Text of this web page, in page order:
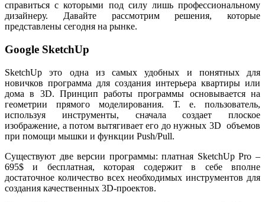
справиться с которыми под силу лишь профессиональному
дизайнеру. Давайте рассмотрим решения, которые
представлены сегодня на рынке.
Google SketchUp
SketchUp это одна из самых удобных и понятных для
новичков программа для создания интерьера квартиры или
дома в 3D. Принцип работы программы основывается на
геометрии прямого моделирования. Т. е. пользователь,
используя инструменты, сначала создает плоское
изображение, а потом вытягивает его до нужных 3D объемов
при помощи мышки и функции Push/Pull.
Существуют две версии программы: платная SketchUp Pro –
695$ и бесплатная, которая содержит в себе вполне
достаточное количество всех необходимых инструментов для
создания качественных 3D-проектов.